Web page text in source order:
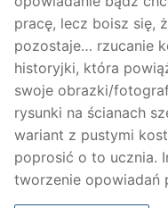
pracę, lecz boisz się,
pozostaje… rzucanie
historyjki, która
swoje obrazki/
rysunki na ścianach
wariant z pustymi
poprosić o to ucznia.
tworzenie opowiadań